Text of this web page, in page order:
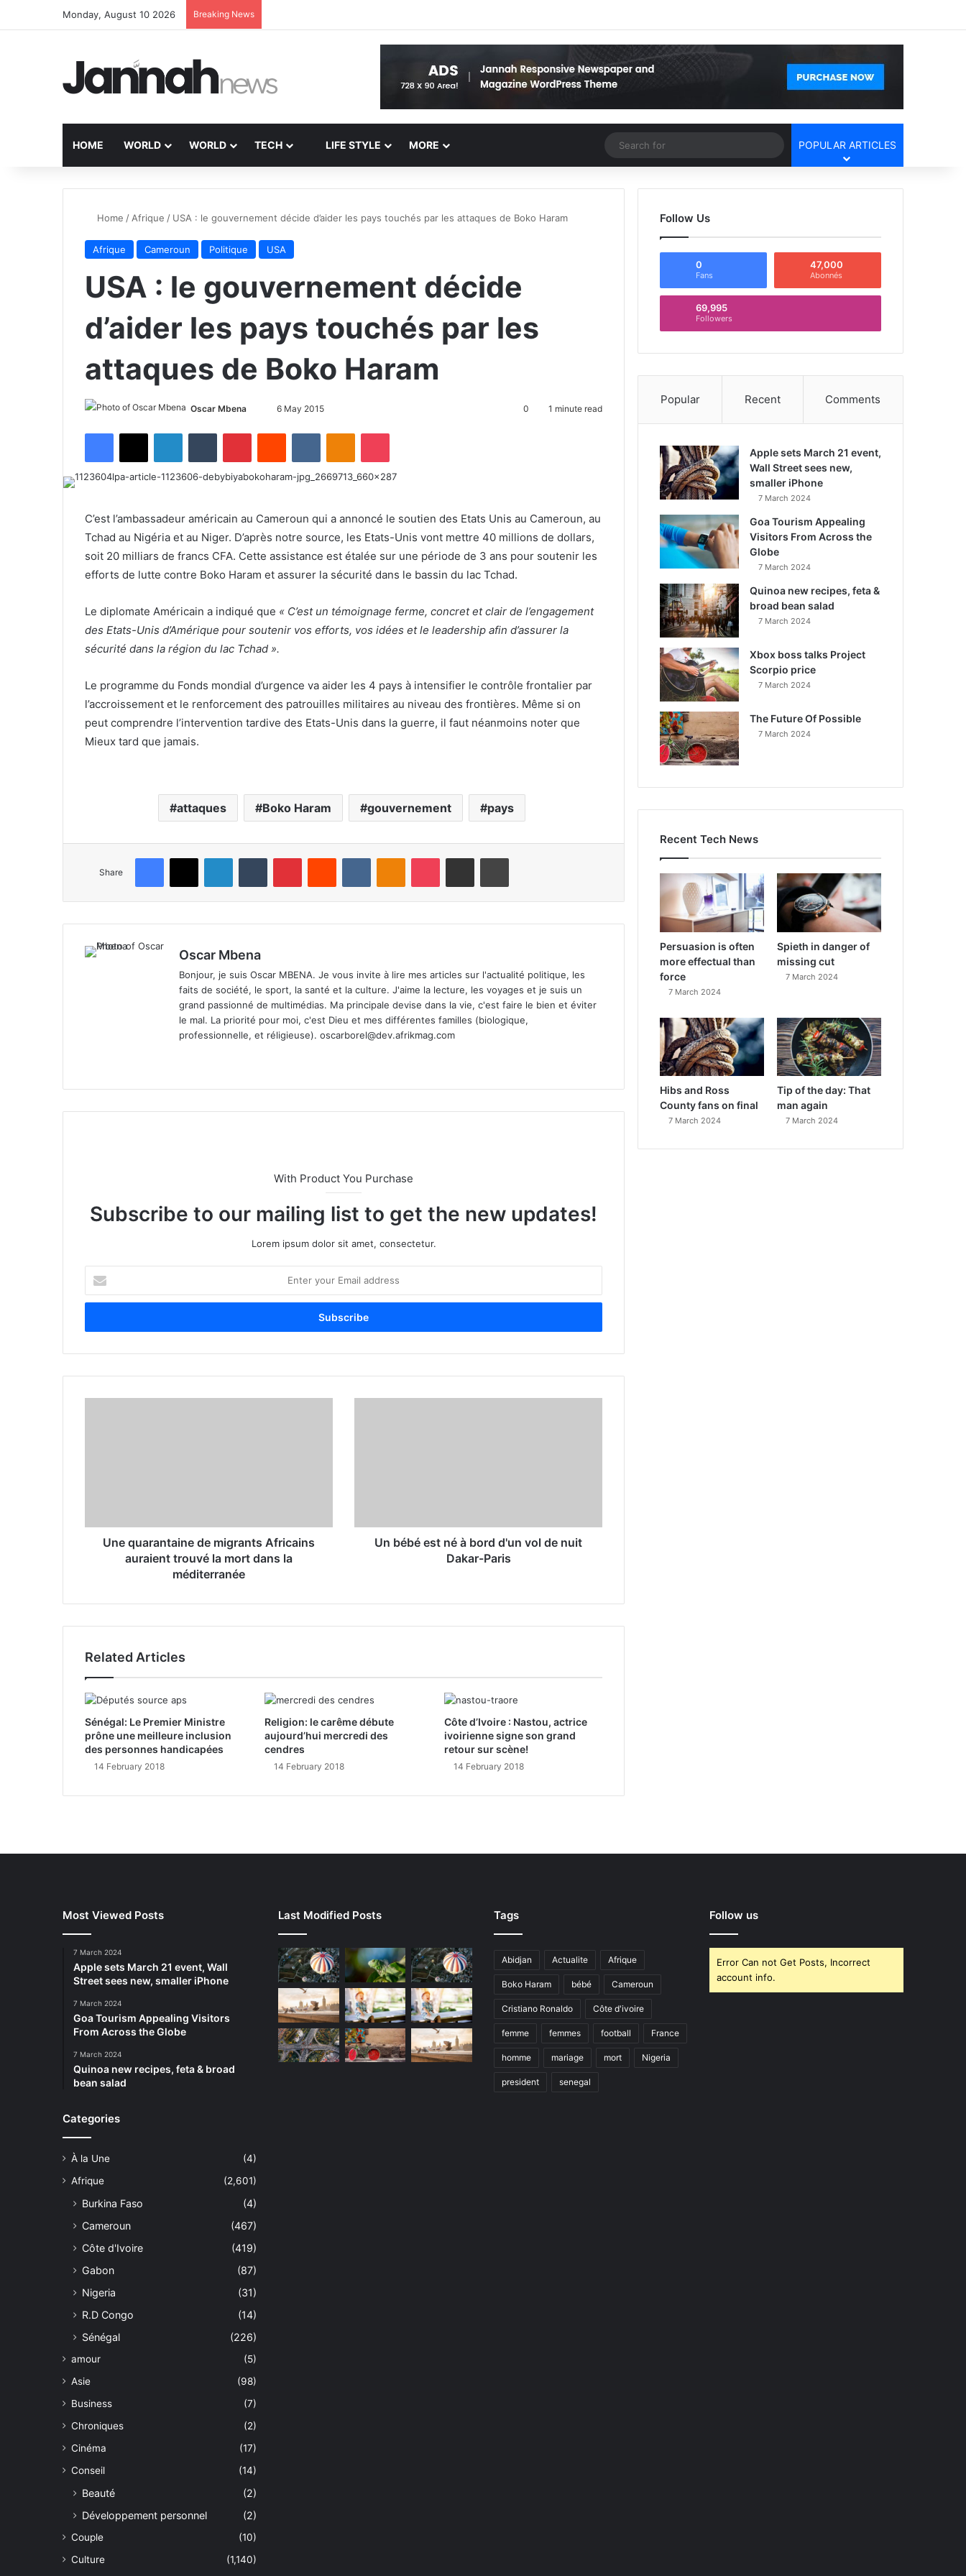
Monday, August 10 2026 Breaking News
HOME WORLD WORLD TECH LIFE STYLE MORE Random Article
Search
for
POPULAR ARTICLES
Home / Afrique / USA : le gouvernement décide d’aider les pays touchés par les attaques de Boko Haram
Afrique Cameroun Politique USA
USA : le gouvernement décide
d’aider les pays touchés par les
attaques de Boko Haram
Oscar Mbena
d
a
e
l
6 May 2015 0 1 minute read
C’est l’ambassadeur américain au Cameroun qui a annoncé le soutien des Etats Unis au Cameroun, au
Tchad au Nigéria et au Niger. D’après notre source, les Etats-Unis vont mettre 40 millions de dollars,
soit 20 milliars de francs CFA. Cette assistance est étalée sur une période de 3 ans pour soutenir les
efforts de lutte contre Boko Haram et assurer la sécurité dans le bassin du lac Tchad.
Le diplomate Américain a indiqué que « C’est un témoignage ferme, concret et clair de l’engagement
des Etats-Unis d’Amérique pour soutenir vos efforts, vos idées et le leadership afin d’assurer la
sécurité dans la région du lac Tchad ».
Le programme du Fonds mondial d’urgence va aider les 4 pays à intensifier le contrôle frontalier par
l’accroissement et le renforcement des patrouilles militaires au niveau des frontières. Même si on
peut comprendre l’intervention tardive des Etats-Unis dans la guerre, il faut néanmoins noter que
Mieux tard que jamais.
attaques Boko Haram gouvernement pays
Share
Oscar Mbena
Bonjour, je suis Oscar MBENA. Je vous invite à lire mes articles sur l'actualité politique, les
faits de société, le sport, la santé et la culture. J'aime la lecture, les voyages et je suis un
grand passionné de multimédias. Ma principale devise dans la vie, c'est faire le bien et éviter
le mal. La priorité pour moi, c'est Dieu et mes différentes familles (biologique,
professionnelle, et réligieuse). oscarborel@dev.afrikmag.com
te
With Product You Purchase
Subscribe to our mailing list to get the new updates!
Lorem ipsum dolor sit amet, consectetur.
t
r
u
r
Une quarantaine de migrants Africains
auraient trouvé la mort dans la
méditerranée
Un bébé est né à bord d'un vol de nuit
Dakar-Paris
Related Articles
Sénégal: Le Premier Ministre
prône une meilleure inclusion
des personnes handicapées
14 February 2018
Religion: le carême débute
aujourd’hui mercredi des
cendres
14 February 2018
Côte d’Ivoire : Nastou, actrice
ivoirienne signe son grand
retour sur scène!
14 February 2018
Follow Us
0
Fans
47,000
Abonnés
69,995
Followers
Popular Recent Comments
Apple sets March 21 event,
Wall Street sees new,
smaller iPhone
7 March 2024
Goa Tourism Appealing
Visitors From Across the
Globe
7 March 2024
Quinoa new recipes, feta &
broad bean salad
7 March 2024
Xbox boss talks Project
Scorpio price
7 March 2024
The Future Of Possible
7 March 2024
Recent Tech News
Persuasion is often
more effectual than
force
7 March 2024
Spieth in danger of
missing cut
7 March 2024
Hibs and Ross
County fans on final
7 March 2024
Tip of the day: That
man again
7 March 2024
Most Viewed Posts
7 March 2024
Apple sets March 21 event, Wall
Street sees new, smaller iPhone
7 March 2024
Goa Tourism Appealing Visitors
From Across the Globe
7 March 2024
Quinoa new recipes, feta & broad
bean salad
Categories
À la Une
(4)
Afrique
(2,601)
Burkina Faso
(4)
Cameroun
(467)
Côte d'Ivoire
(419)
Gabon
(87)
Nigeria
(31)
R.D Congo
(14)
Sénégal
(226)
amour
(5)
Asie
(98)
Business
(7)
Chroniques
(2)
Cinéma
(17)
Conseil
(14)
Beauté
(2)
Développement personnel
(2)
Couple
(10)
Culture
(1,140)
Last Modified Posts Tags
Abidjan Actualite Afrique
Boko Haram bébé Cameroun
Cristiano Ronaldo Côte d'ivoire
femme femmes football France
homme mariage mort Nigeria
president senegal
Follow us
Error Can not Get Posts, Incorrect
account info.